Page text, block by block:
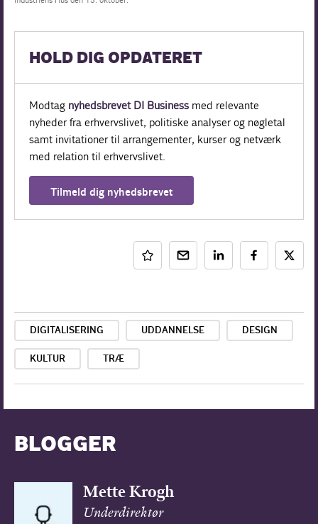
HOLD DIG OPDATERET
Modtag nyhedsbrevet DI Business med relevante
nyheder fra erhvervslivet, politiske analyser og nøgletal
samt invitationer til arrangementer, kurser og netværk
med relation til erhvervslivet.
Tilmeld dig nyhedsbrevet
DIGITALISERING UDDANNELSE DESIGN
KULTUR TRÆ
BLOGGER
Mette Krogh
Underdirektør